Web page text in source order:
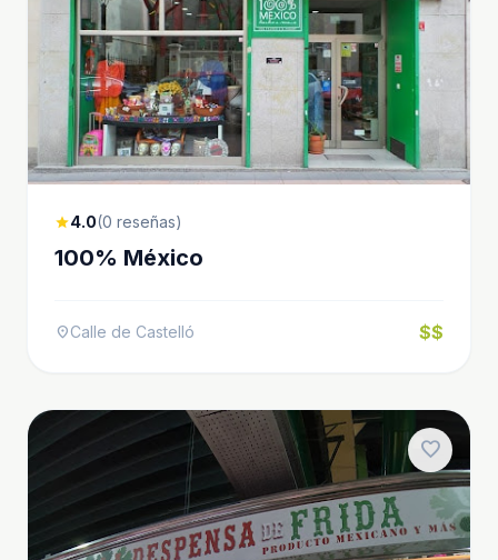
star4.0(0 reseñas)
100% México
location_onCalle de Castelló $$
favorite